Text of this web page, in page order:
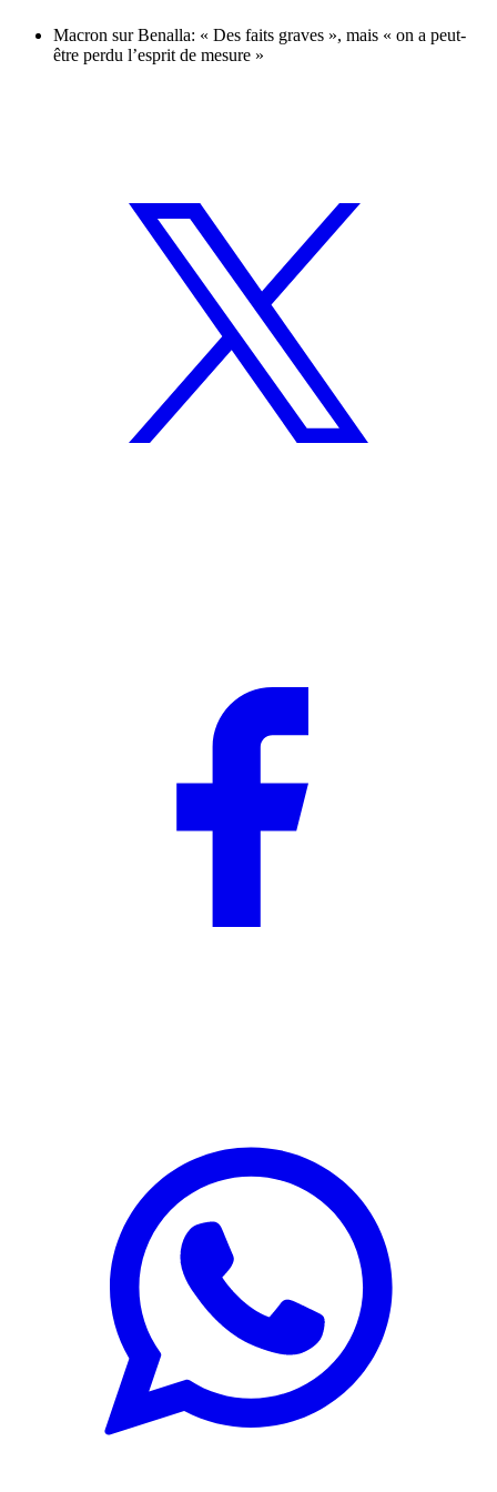
Macron sur Benalla: « Des faits graves », mais « on a peut-
être perdu l’esprit de mesure »